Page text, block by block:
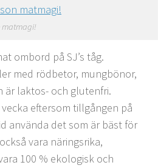
matmagi!
ombord på SJ’s tåg.
med rödbetor, mungbönor,
är laktos- och glutenfri.
eftersom tillgången på
använda det som är bäst för
vara näringsrika,
100 % ekologisk och